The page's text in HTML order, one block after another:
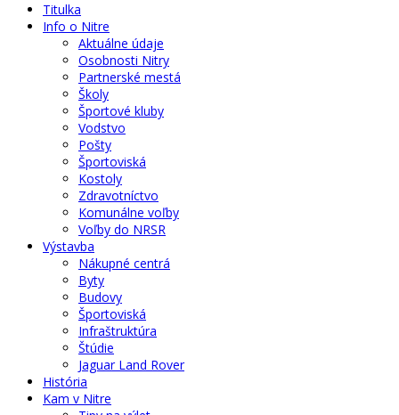
Titulka
Info o Nitre
Aktuálne údaje
Osobnosti Nitry
Partnerské mestá
Školy
Športové kluby
Vodstvo
Pošty
Športoviská
Kostoly
Zdravotníctvo
Komunálne voľby
Voľby do NRSR
Výstavba
Nákupné centrá
Byty
Budovy
Športoviská
Infraštruktúra
Štúdie
Jaguar Land Rover
História
Kam v Nitre